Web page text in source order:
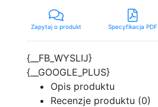
Zapytaj o produkt Specyfikacja PDF
{__FB_WYSLIJ}
{__GOOGLE_PLUS}
Opis produktu
Recenzje produktu (0)